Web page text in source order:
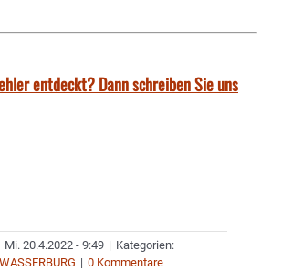
entdeckt? Dann schreiben Sie uns
Mi. 20.4.2022 - 9:49 | Kategorien:
WASSERBURG | 0 Kommentare